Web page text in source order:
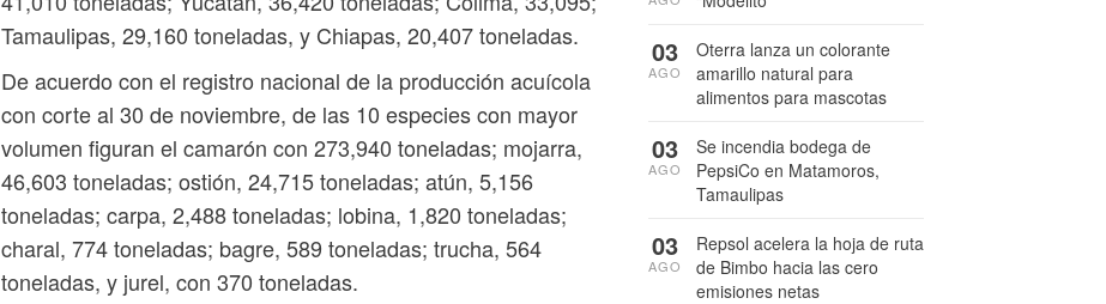
Tamaulipas, 29,160 toneladas, y Chiapas, 20,407 toneladas.
De acuerdo con el registro nacional de la producción acuícola
con corte al 30 de noviembre, de las 10 especies con mayor
volumen figuran el camarón con 273,940 toneladas; mojarra,
46,603 toneladas; ostión, 24,715 toneladas; atún, 5,156
toneladas; carpa, 2,488 toneladas; lobina, 1,820 toneladas;
charal, 774 toneladas; bagre, 589 toneladas; trucha, 564
toneladas, y jurel, con 370 toneladas.
Oterra lanza un colorante
amarillo natural para
alimentos para mascotas
03
AGO
Se incendia bodega de
PepsiCo en Matamoros,
Tamaulipas
03
AGO
Repsol acelera la hoja de ruta
de Bimbo hacia las cero
emisiones netas
03
AGO